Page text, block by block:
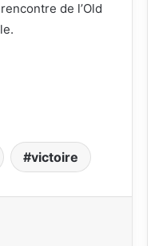
de l’Old
victoire